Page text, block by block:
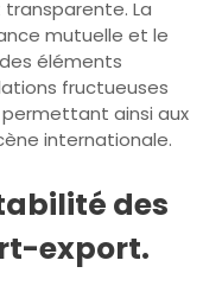
La
mutuelle et le
éléments
fructueuses
ainsi aux
internationale.
des
export.